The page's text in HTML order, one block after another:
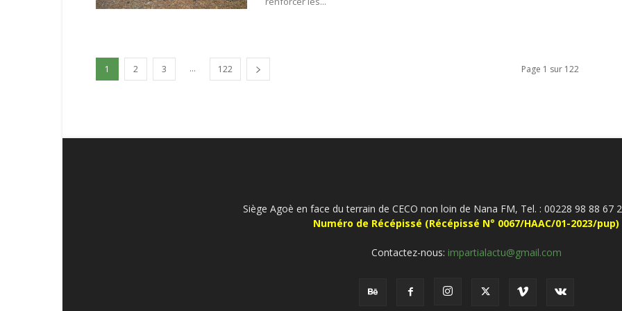
1 2 3 ... 122 Page 1 sur 122
Siège Agoè en face du terrain de CECO non loin de Nana FM, Tel. : 00228 98 88 67
Numéro de Récépissé (Récépissé N° 0067/HAAC/01-2023/pup)
Contactez-nous: impartialactu@gmail.com